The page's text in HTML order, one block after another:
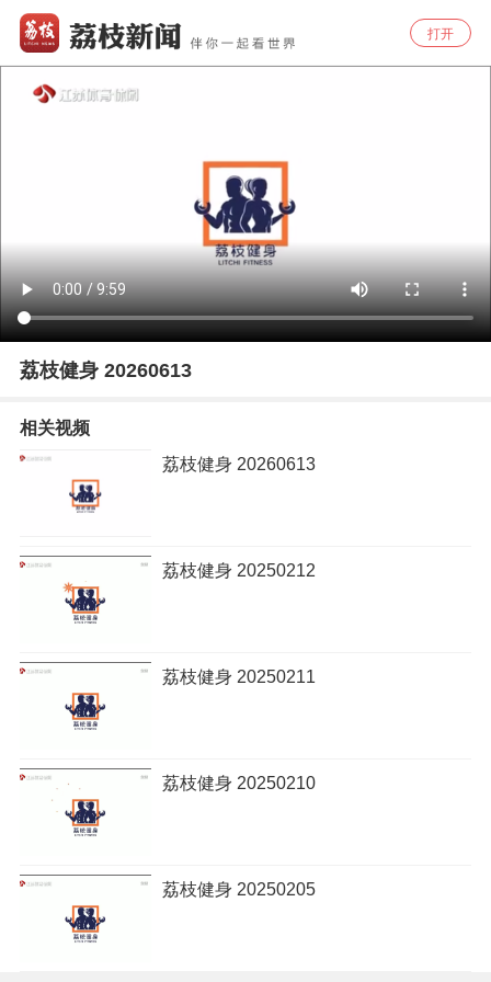
打开
荔枝健身 20260613
相关视频
荔枝健身 20260613
荔枝健身 20250212
荔枝健身 20250211
荔枝健身 20250210
荔枝健身 20250205